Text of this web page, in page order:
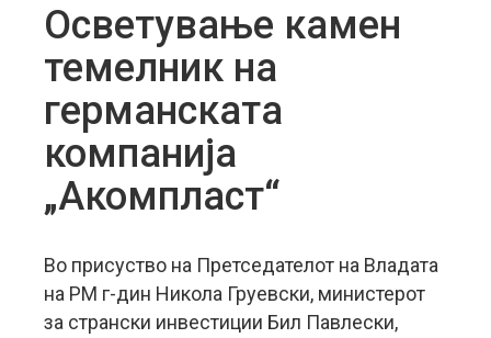
Осветување камен
темелник на
германската
компанија
„Акомпласт“
Во присуство на Претседателот на Владата
на РМ г-дин Никола Груевски, министерот
за странски инвестиции Бил Павлески,